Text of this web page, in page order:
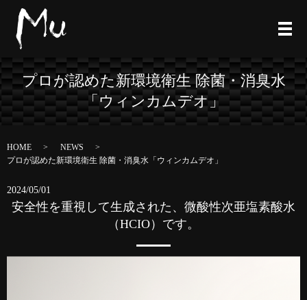
プロが認めた新環境衛生 除菌・消臭水
「ウィンカムデオ」
HOME
NEWS
プロが認めた新環境衛生 除菌・消臭水「ウィンカムデオ」
2024/05/01
安全性を重視して生成された、微酸性次亜塩素酸水
（HCIO）です。